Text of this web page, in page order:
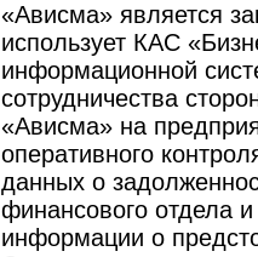
«Ависма» является
использует КАС
информационной
сотрудничества
«Ависма» на
оперативного
данных о
финансового отдела и
информации о